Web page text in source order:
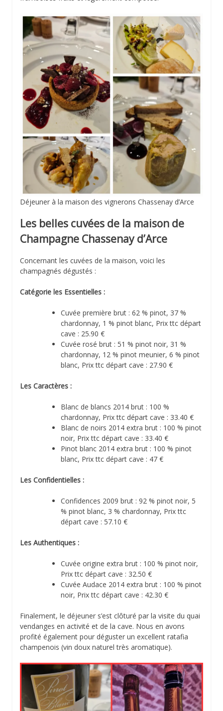
Déjeuner à la maison des vignerons Chassenay d’Arce
Les belles cuvées de la maison de
Champagne Chassenay d’Arce
Concernant les cuvées de la maison, voici les
champagnés dégustés :
Catégorie les Essentielles :
Cuvée première brut : 62 % pinot, 37 %
chardonnay, 1 % pinot blanc, Prix ttc départ
cave : 25.90 €
Cuvée rosé brut : 51 % pinot noir, 31 %
chardonnay, 12 % pinot meunier, 6 % pinot
blanc, Prix ttc départ cave : 27.90 €
Les Caractères :
Blanc de blancs 2014 brut : 100 %
chardonnay, Prix ttc départ cave : 33.40 €
Blanc de noirs 2014 extra brut : 100 % pinot
noir, Prix ttc départ cave : 33.40 €
Pinot blanc 2014 extra brut : 100 % pinot
blanc, Prix ttc départ cave : 47 €
Les Confidentielles :
Confidences 2009 brut : 92 % pinot noir, 5
% pinot blanc, 3 % chardonnay, Prix ttc
départ cave : 57.10 €
Les Authentiques :
Cuvée origine extra brut : 100 % pinot noir,
Prix ttc départ cave : 32.50 €
Cuvée Audace 2014 extra brut : 100 % pinot
noir, Prix ttc départ cave : 42.30 €
Finalement, le déjeuner s’est clôturé par la visite du quai
vendanges en activité et de la cave. Nous en avons
profité également pour déguster un excellent ratafia
champenois (vin doux naturel très aromatique).